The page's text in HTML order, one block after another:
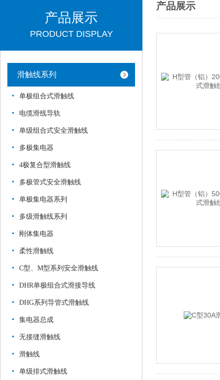
产品展示
PRODUCT DISPLAY
滑触线系列
单极组合式滑触线
电缆滑线导轨
单级组合式安全滑触线
多极集电器
4极复合型滑触线
多极管式安全滑触线
单极集电器系列
多级滑触线系列
刚体集电器
柔性滑触线
C型、M型系列安全滑触线
DHR单极组合式滑接导线
DHG系列导管式滑触线
集电器总成
无接缝滑触线
滑触线
单级排式滑触线
产品展示